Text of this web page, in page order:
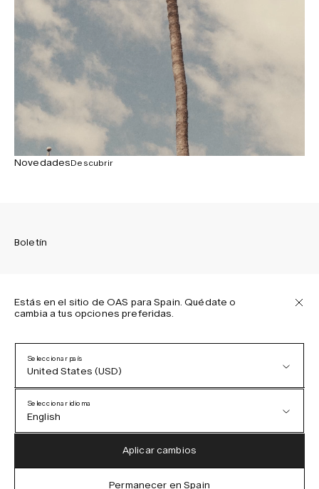
NovedadesDescubrir
Boletín
Suscríbete para recibir las últimas novedades sobre las
Política de privacidad
Términos y condiciones
Accesibilidad
Política de cookies
Estás en el sitio de OAS para Spain. Quédate o
cambia a tus opciones preferidas.
Seleccionar país
United States (USD)
Austria (EUR)
Seleccionar idioma
English
German
Aplicar cambios
Permanecer en Spain